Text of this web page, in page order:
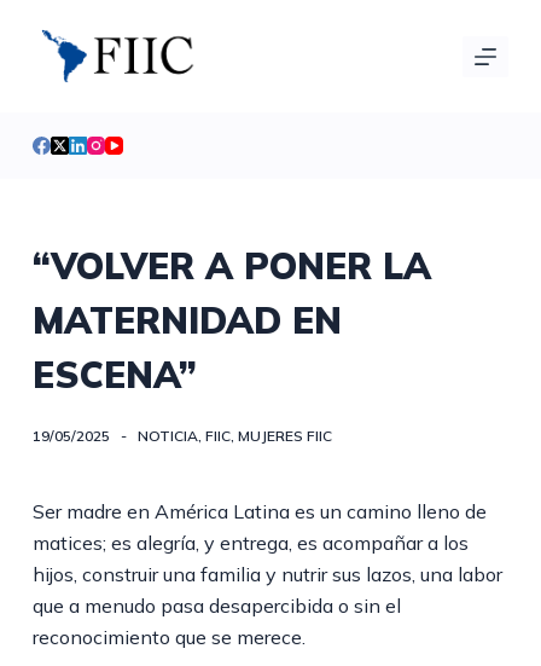
a
n
“VOLVER A PONER LA
MATERNIDAD EN
ESCENA”
19/05/2025 NOTICIA, FIIC, MUJERES FIIC
Ser madre en América Latina es un camino lleno de
matices; es alegría, y entrega, es acompañar a los
hijos, construir una familia y nutrir sus lazos, una labor
que a menudo pasa desapercibida o sin el
reconocimiento que se merece.